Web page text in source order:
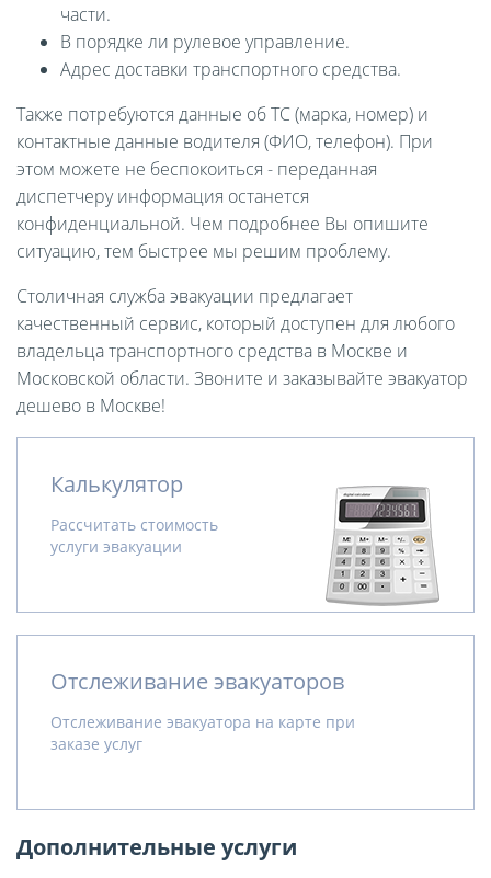
части.
В порядке ли рулевое управление.
Адрес доставки транспортного средства.
Также потребуются данные об ТС (марка, номер) и
контактные данные водителя (ФИО, телефон). При
этом можете не беспокоиться - переданная
диспетчеру информация останется
конфиденциальной. Чем подробнее Вы опишите
ситуацию, тем быстрее мы решим проблему.
Столичная служба эвакуации предлагает
качественный сервис, который доступен для любого
владельца транспортного средства в Москве и
Московской области. Звоните и заказывайте эвакуатор
дешево в Москве!
Калькулятор
Рассчитать стоимость
услуги эвакуации
Отслеживание эвакуаторов
Отслеживание эвакуатора на карте при
заказе услуг
Дополнительные услуги